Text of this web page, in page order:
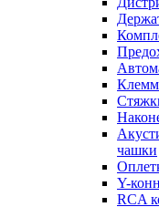
чашки
Y-
RCA